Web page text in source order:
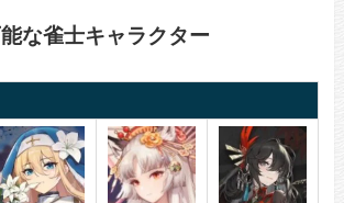
な雀士キャラクター